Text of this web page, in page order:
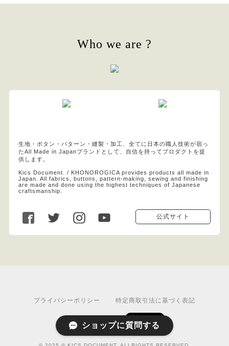
Who we are ?
生地・ボタン・パターン・縫製・加工、全てに日本の職人技術が宿っ
たAll Made in Japanブランドとして、自信を持ってプロダクトを提
供します。
Kics Document. / KHONOROGICA provides products all made in
Japan. All fabrics, buttons, pattern-making, sewing and finishing
are made and done using the highest techniques of Japanese
craftsmanship.
公式サイト
プライバシーポリシー 特定商取引法に基づく表記
ショップに質問する